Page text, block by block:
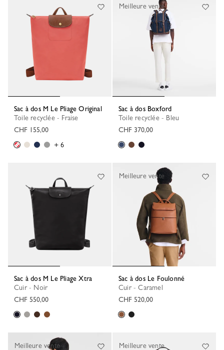
Sac à dos M Le Pliage Original
Toile recyclée - Fraise
CHF 155,00
+ 6
Sac à dos Boxford
Toile recyclée - Bleu
CHF 370,00
Meilleure vente
Sac à dos M Le Pliage Xtra
Cuir - Noir
CHF 550,00
Sac à dos Le Foulonné
Cuir - Caramel
CHF 520,00
Meilleure vente
Meilleure vente Meilleure vente